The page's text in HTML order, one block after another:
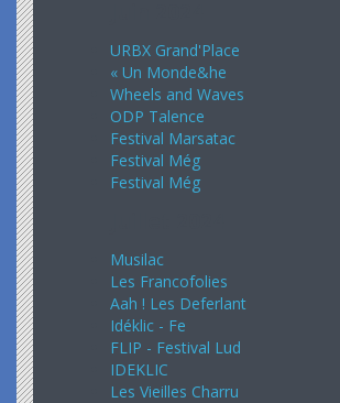
URBX Grand'Place
« Un Monde&he
Wheels and Waves
ODP Talence
Festival Marsatac
Festival Még
Festival Még
Musilac
Les Francofolies
Aah ! Les Deferlant
Idéklic - Fe
FLIP - Festival Lud
IDEKLIC
Les Vieilles Charru